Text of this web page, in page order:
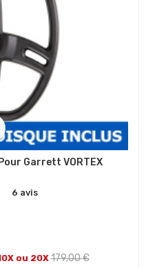
Garrett VORTEX
6 avis
ou 20X Prix
179,00 €